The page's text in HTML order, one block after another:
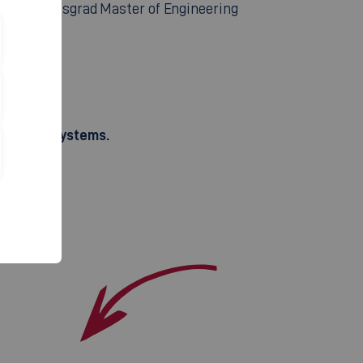
Master of Engineering
Systems.